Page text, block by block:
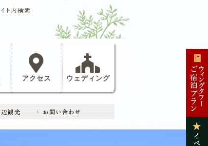
アクセス ウェディング